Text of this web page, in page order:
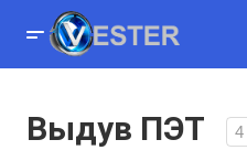
Выдув ПЭТ 4